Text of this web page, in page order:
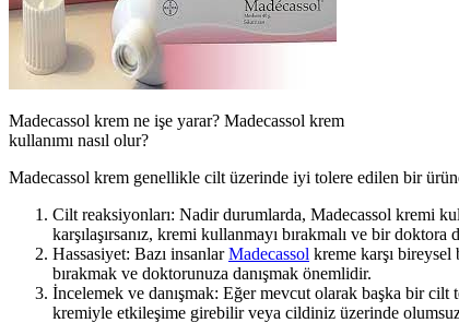
Madecassol krem ne işe yarar? Madecassol krem
kullanımı nasıl olur?
Madecassol krem genellikle cilt üzerinde iyi tolere edilen bir
Cilt reaksiyonları: Nadir durumlarda, Madecassol kremi
karşılaşırsanız, kremi kullanmayı bırakmalı ve bir doktora
Hassasiyet: Bazı insanlarMadecassol kreme karşı
bırakmak ve doktorunuza danışmak önemlidir.
İncelemek ve danışmak: Eğer mevcut olarak başka bir cilt
kremiyle etkileşime girebilir veya cildiniz üzerinde